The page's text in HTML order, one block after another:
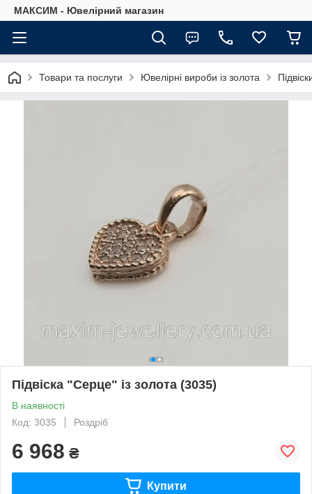
МАКСИМ - Ювелірний магазин
Товари та послуги Ювелірні вироби із золота
Підвіска "Серце" із золота (3035)
В наявності
Код: 3035
Роздріб
6 968 ₴
Купити